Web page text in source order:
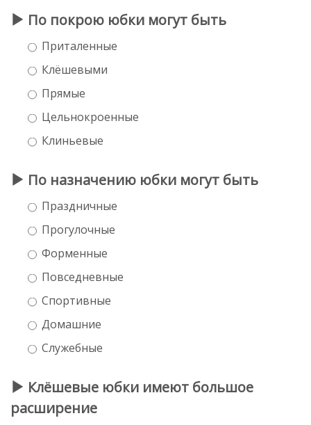
По покрою юбки могут быть
Приталенные
Клёшевыми
Прямые
Цельнокроенные
Клиньевые
По назначению юбки могут быть
Праздничные
Прогулочные
Форменные
Повседневные
Спортивные
Домашние
Служебные
Клёшевые юбки имеют большое
расширение